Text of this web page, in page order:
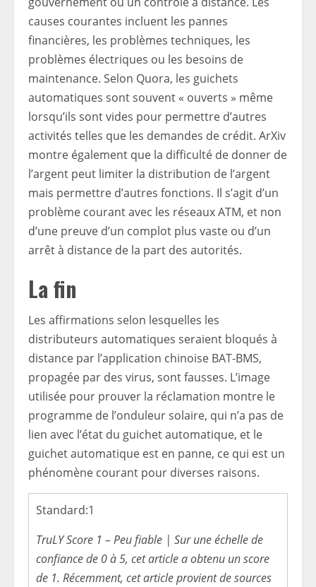
causes courantes incluent les pannes
financières, les problèmes techniques, les
problèmes électriques ou les besoins de
maintenance. Selon Quora, les guichets
automatiques sont souvent « ouverts » même
lorsqu’ils sont vides pour permettre d’autres
activités telles que les demandes de crédit. ArXiv
montre également que la difficulté de donner de
l’argent peut limiter la distribution de l’argent
mais permettre d’autres fonctions. Il s’agit d’un
problème courant avec les réseaux ATM, et non
d’une preuve d’un complot plus vaste ou d’un
arrêt à distance de la part des autorités.
La fin
Les affirmations selon lesquelles les
distributeurs automatiques seraient bloqués à
distance par l’application chinoise BAT-BMS,
propagée par des virus, sont fausses. L’image
utilisée pour prouver la réclamation montre le
programme de l’onduleur solaire, qui n’a pas de
lien avec l’état du guichet automatique, et le
guichet automatique est en panne, ce qui est un
phénomène courant pour diverses raisons.
Standard:1
TruLY Score 1 – Peu fiable | Sur une échelle de
confiance de 0 à 5, cet article a obtenu un score
de 1. Récemment, cet article provient de sources